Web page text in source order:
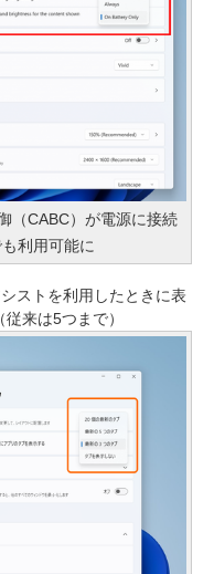
（CABC）が電源に接続
利用可能に
ストを利用したときに表
来は5つまで）